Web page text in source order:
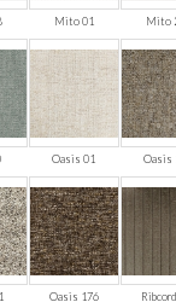
Mito 01 Mito
Oasis 01 Oasis
Oasis 176